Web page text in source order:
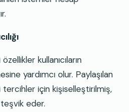
kullanıcıların
yardımcı olur. Paylaşılan
için kişiselleştirilmiş,
eder.